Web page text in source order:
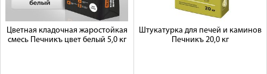
Цветная кладочная жаростойкая
смесь Печникъ цвет белый 5,0 кг
Штукатурка для печей и каминов
Печникъ 20,0 кг